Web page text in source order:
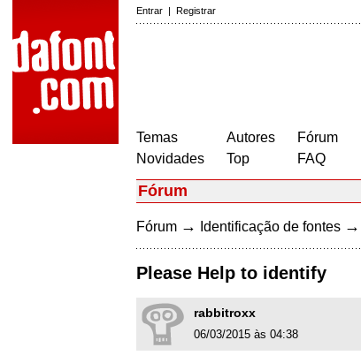
Entrar | Registrar
Temas
Novidades
Autores
Top
Fórum
FAQ
Fórum
Fórum → Identificação de fontes →
Please Help to identify
rabbitroxx
06/03/2015 às 04:38